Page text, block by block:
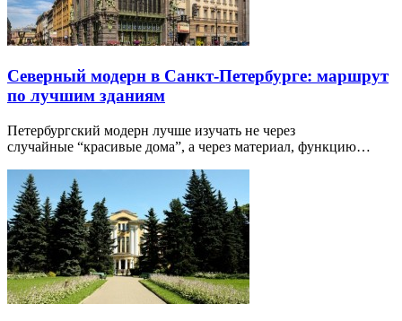
Северный модерн в Санкт-Петербурге: маршрут
по лучшим зданиям
Петербургский модерн лучше изучать не через
случайные “красивые дома”, а через материал, функцию…